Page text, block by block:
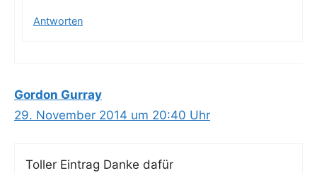
Antworten
Gordon Gurray
29. November 2014 um 20:40 Uhr
Tol­ler Ein­trag Dan­ke dafür